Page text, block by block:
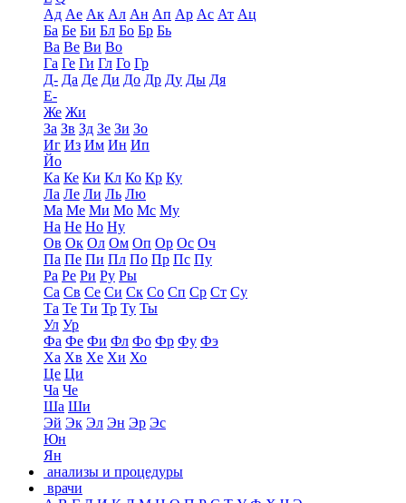
Ад Ае Ак Ал Ан Ап Ар Ас Ат Ац
Ба Бе Би Бл Бо Бр Бь
Ва Ве Ви Во
Га Ге Ги Гл Го Гр
Д- Да Де Ди До Др Ду Ды Дя
Е-
Же Жи
За Зв Зд Зе Зи Зо
Иг Из Им Ин Ип
Йо
Ка Ке Ки Кл Ко Кр Ку
Ла Ле Ли Ль Лю
Ма Ме Ми Мо Мс Му
На Не Но Ну
Ов Ок Ол Ом Оп Ор Ос Оч
Па Пе Пи Пл По Пр Пс Пу
Ра Ре Ри Ру Ры
Са Св Се Си Ск Со Сп Ср Ст Су
Та Те Ти Тр Ту Ты
Ул Ур
Фа Фе Фи Фл Фо Фр Фу Фэ
Ха Хв Хе Хи Хо
Це Ци
Ча Че
Ша Ши
Эй Эк Эл Эн Эр Эс
Юн
Ян
анализы и процедуры
врачи